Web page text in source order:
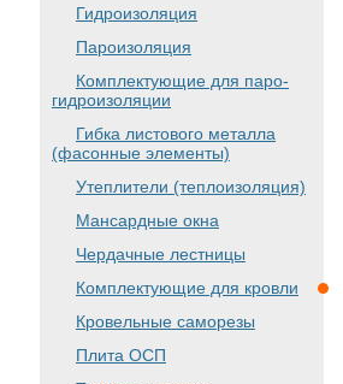
Гидроизоляция
Пароизоляция
Комплектующие для паро-
гидроизоляции
Гибка листового металла
(фасонные элементы)
Утеплители (теплоизоляция)
Мансардные окна
Чердачные лестницы
Комплектующие для кровли
Кровельные саморезы
Плита ОСП